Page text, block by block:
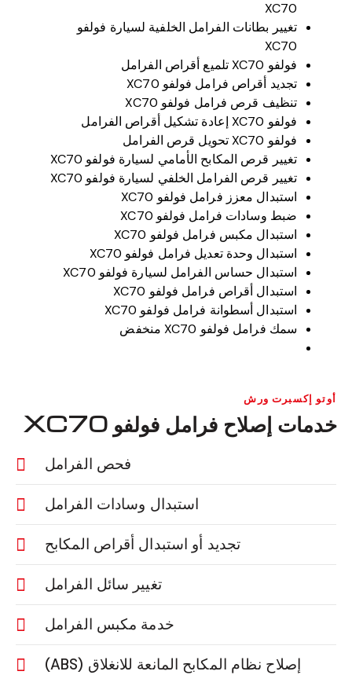
XC70
تغيير بطانات الفرامل الخلفية لسيارة فولفو
XC70
فولفو XC70 تلميع أقراص الفرامل
تجديد أقراص فرامل فولفو XC70
تنظيف قرص فرامل فولفو XC70
فولفو XC70 إعادة تشكيل أقراص الفرامل
فولفو XC70 تحويل قرص الفرامل
تغيير قرص المكابح الأمامي لسيارة فولفو XC70
تغيير قرص الفرامل الخلفي لسيارة فولفو XC70
استبدال معزز فرامل فولفو XC70
ضبط وسادات فرامل فولفو XC70
استبدال مكبس فرامل فولفو XC70
استبدال وحدة تعديل فرامل فولفو XC70
استبدال حساس الفرامل لسيارة فولفو XC70
استبدال أقراص فرامل فولفو XC70
استبدال أسطوانة فرامل فولفو XC70
سمك فرامل فولفو XC70 منخفض
أوتو إكسبرت ورش
خدمات إصلاح فرامل فولفو XC70
فحص الفرامل
استبدال وسادات الفرامل
تجديد أو استبدال أقراص المكابح
تغيير سائل الفرامل
خدمة مكبس الفرامل
إصلاح نظام المكابح المانعة للانغلاق (ABS)